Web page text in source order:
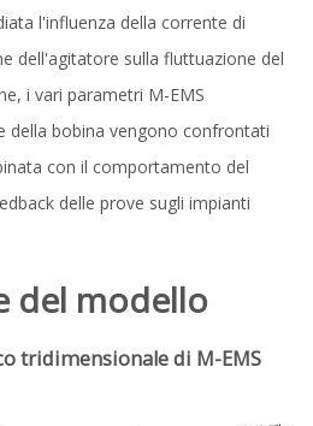
l'influenza della corrente di
dell'agitatore sulla fluttuazione del
i vari parametri M-EMS
della bobina vengono confrontati
con il comportamento del
delle prove sugli impianti
del modello
tridimensionale di M-EMS